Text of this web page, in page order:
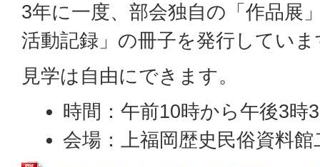
3年に一度、部会独自の「作品展
活動記録」の冊子を発行していま
見学は自由にできます。
時間：午前10時から午後3時
会場：上福岡歴史民俗資料館